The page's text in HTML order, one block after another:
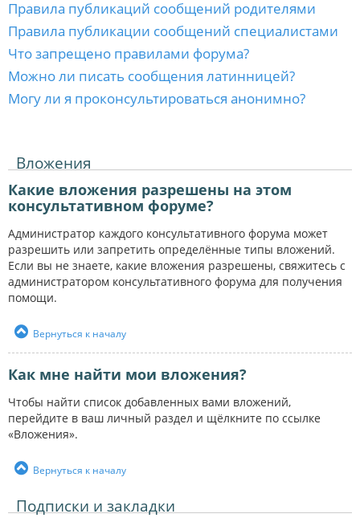
Правила публикаций сообщений родителями
Правила публикации сообщений специалистами
Что запрещено правилами форума?
Можно ли писать сообщения латинницей?
Могу ли я проконсультироваться анонимно?
Вложения
Какие вложения разрешены на этом
консультативном форуме?
Администратор каждого консультативного форума может
разрешить или запретить определённые типы вложений.
Если вы не знаете, какие вложения разрешены, свяжитесь с
администратором консультативного форума для получения
помощи.
Вернуться к началу
Как мне найти мои вложения?
Чтобы найти список добавленных вами вложений,
перейдите в ваш личный раздел и щёлкните по ссылке
«Вложения».
Вернуться к началу
Подписки и закладки